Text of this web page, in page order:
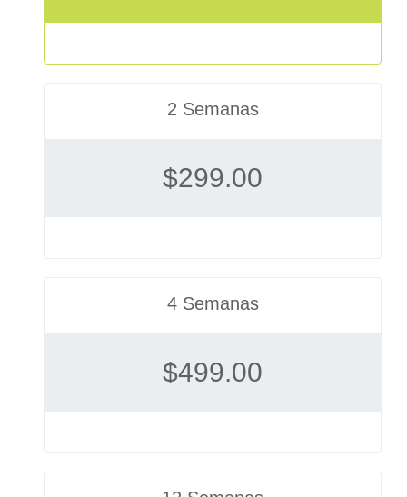
2 Semanas
$299.00
4 Semanas
$499.00